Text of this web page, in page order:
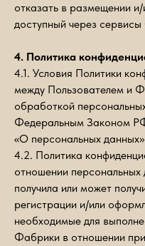
отказать в размещении
доступный через
4. Политика
4.1. Условия Политики
между Пользователем и
обработкой
Федеральным Законом
«О персональных
4.2. Политика
отношении
получила или может
регистрации и/или
необходимые для
Фабрики в отношении